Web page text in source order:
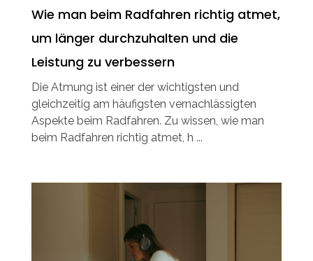
Wie man beim Radfahren richtig atmet,
um länger durchzuhalten und die
Leistung zu verbessern
Die Atmung ist einer der wichtigsten und
gleichzeitig am häufigsten vernachlässigten
Aspekte beim Radfahren. Zu wissen, wie man
beim Radfahren richtig atmet, h ...